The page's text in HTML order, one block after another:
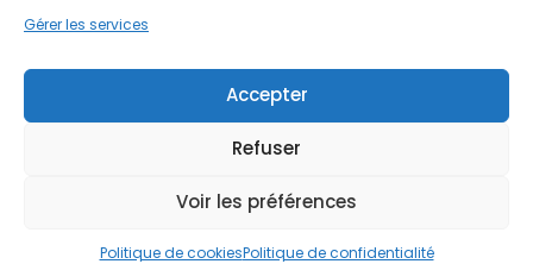
Gérer les services
Accepter
Refuser
Voir les préférences
Politique de cookiesPolitique de confidentialité
Conditions générales de services